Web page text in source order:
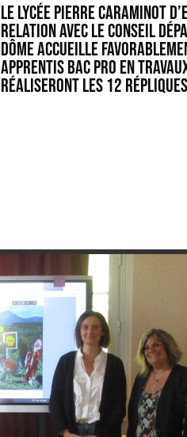
Le lycée Pierre CARAMINOT
relation avec le Conseil
Dôme accueille
apprentis BAC PRO en
réaliseront les 12